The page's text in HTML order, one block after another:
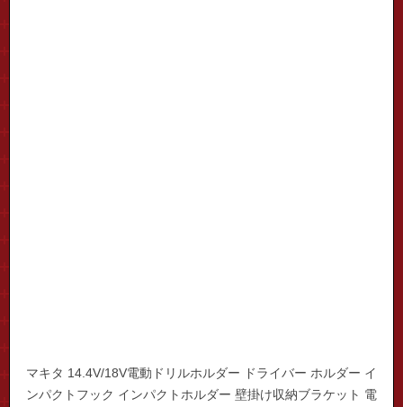
マキタ 14.4V/18V電動ドリルホルダー ドライバー ホルダー イ
ンパクトフック インパクトホルダー 壁掛け収納ブラケット 電